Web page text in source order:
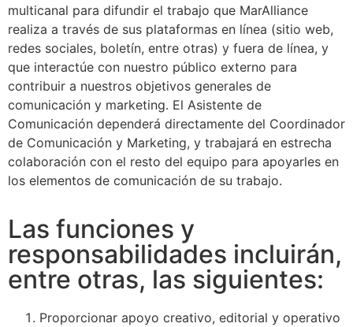
multicanal para difundir el trabajo que MarAlliance
realiza a través de sus plataformas en línea (sitio web,
redes sociales, boletín, entre otras) y fuera de línea, y
que interactúe con nuestro público externo para
contribuir a nuestros objetivos generales de
comunicación y marketing. El Asistente de
Comunicación dependerá directamente del Coordinador
de Comunicación y Marketing, y trabajará en estrecha
colaboración con el resto del equipo para apoyarles en
los elementos de comunicación de su trabajo.
Las funciones y
responsabilidades incluirán,
entre otras, las siguientes:
Proporcionar apoyo creativo, editorial y operativo